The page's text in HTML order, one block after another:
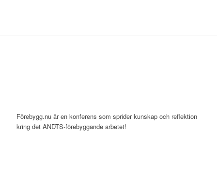
Förebygg.nu är en konferens som sprider kunskap och reflektion
kring det ANDTS-förebyggande arbetet!